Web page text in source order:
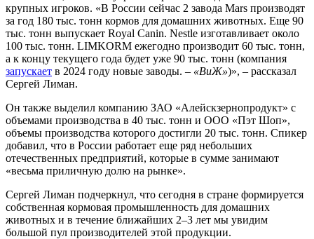
крупных игроков. «В России сейчас 2 завода Mars производят
за год 180 тыс. тонн кормов для домашних животных. Еще 90
тыс. тонн выпускает Royal Canin. Nestlе изготавливает около
100 тыс. тонн. LIMKORM ежегодно производит 60 тыс. тонн,
а к концу текущего года будет уже 90 тыс. тонн (компания
запускает в 2024 году новые заводы. – «ВиЖ»)», – рассказал
Сергей Лиман.
Он также выделил компанию ЗАО «Алейскзернопродукт» с
объемами производства в 40 тыс. тонн и ООО «Пэт Шоп»,
объемы производства которого достигли 20 тыс. тонн. Спикер
добавил, что в России работает еще ряд небольших
отечественных предприятий, которые в сумме занимают
«весьма приличную долю на рынке».
Сергей Лиман подчеркнул, что сегодня в стране формируется
собственная кормовая промышленность для домашних
животных и в течение ближайших 2–3 лет мы увидим
большой пул производителей этой продукции.